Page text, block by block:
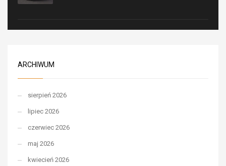
ARCHIWUM
sierpień 2026
lipiec 2026
czerwiec 2026
maj 2026
kwiecień 2026